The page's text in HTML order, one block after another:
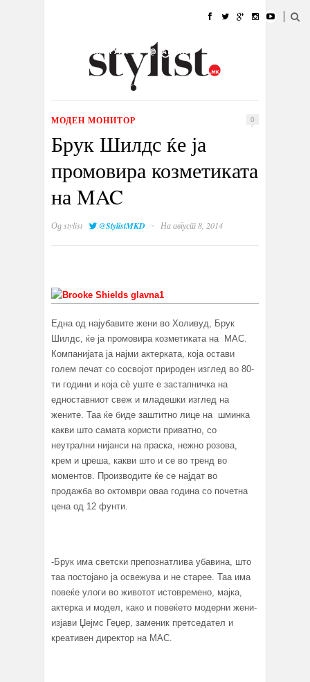
УБАВИНА
КУЛТУРА @РАБОТА
ИЗЛОГ
МОДЕН МОНИТОР 0
Брук Шилдс ќе ја
промовира козметиката
на MAC
Одstylist @StylistMKD · На август 8, 2014
Една од најубавите жени во Холивуд, Брук
Шилдс, ќе ја промовира козметиката на MAC.
Компанијата ја најми актерката, која остави
голем печат со сосвојот природен изглед во 80-
ти години и која сè уште е застапничка на
едноставниот свеж и младешки изглед на
жените. Таа ќе биде заштитно лице на шминка
какви што самата користи приватно, со
неутрални нијанси на праска, нежно розова,
крем и цреша, какви што и се во тренд во
моментов. Производите ќе се најдат во
продажба во октомври оваа година со почетна
цена од 12 фунти.
-Брук има светски препознатлива убавина, што
таа постојано ја освежува и не старее. Таа има
повеќе улоги во животот истовремено, мајка,
актерка и модел, како и повеќето модерни жени-
изјави Џејмс Геџер, заменик претседател и
креативен директор на MAC.